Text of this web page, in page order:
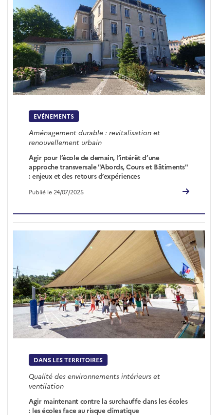
EVÉNEMENTS
Aménagement durable : revitalisation et
renouvellement urbain
Agir pour l’école de demain, l’intérêt d’une
approche transversale "Abords, Cours et Bâtiments"
: enjeux et des retours d’expériences
Publié le 24/07/2025
DANS LES TERRITOIRES
Qualité des environnements intérieurs et
ventilation
Agir maintenant contre la surchauffe dans les écoles
: les écoles face au risque climatique